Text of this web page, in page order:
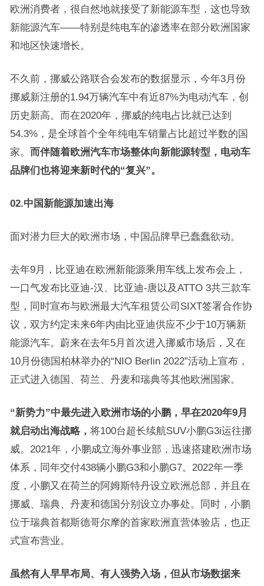
欧洲消费者，很自然地就接受了新能源车型，这也导致
新能源汽车——特别是纯电车的渗透率在部分欧洲国家
和地区快速增长。
不久前，挪威公路联合会发布的数据显示，今年3月份
挪威新注册的1.94万辆汽车中有近87%为电动汽车，创
历史新高。而在2020年，挪威的纯电占比就已达到
54.3%，是全球首个全年纯电车销量占比超过半数的国
家。 而伴随着欧洲汽车市场整体向新能源转型，电动车
品牌们也将迎来新时代的“复兴”。
02.中国新能源加速出海
面对潜力巨大的欧洲市场，中国品牌早已蠢蠢欲动。
去年9月，比亚迪在欧洲新能源乘用车线上发布会上，
一口气发布比亚迪-汉、比亚迪-唐以及ATTO 3共三款车
型，同时宣布与欧洲最大汽车租赁公司SIXT签署合作协
议，双方约定未来6年内由比亚迪供应不少于10万辆新
能源汽车。蔚来在去年5月首次进入挪威市场后，又在
10月份德国柏林举办的“NIO Berlin 2022”活动上宣布，
正式进入德国、荷兰、丹麦和瑞典等其他欧洲国家。
“新势力”中最先进入欧洲市场的小鹏，早在2020年9月
就启动出海战略， 将100台超长续航SUV小鹏G3i运往挪
威。2021年，小鹏成立海外事业部，迅速搭建欧洲市场
体系，同年交付438辆小鹏G3和小鹏G7。2022年一季
度，小鹏又在荷兰的阿姆斯特丹设立欧洲总部，并且在
挪威、瑞典、丹麦和德国分别设立办事处。同时，小鹏
位于瑞典首都斯德哥尔摩的首家欧洲直营体验店，也正
式宣布营业。
虽然有人早早布局、有人强势入场，但从市场数据来